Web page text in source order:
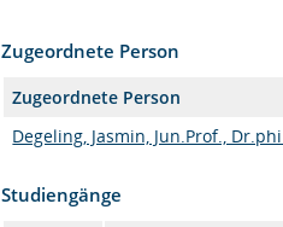
Zugeordnete Person
Zugeordnete Person
Degeling, Jasmin, Jun.Prof.,
Studiengänge